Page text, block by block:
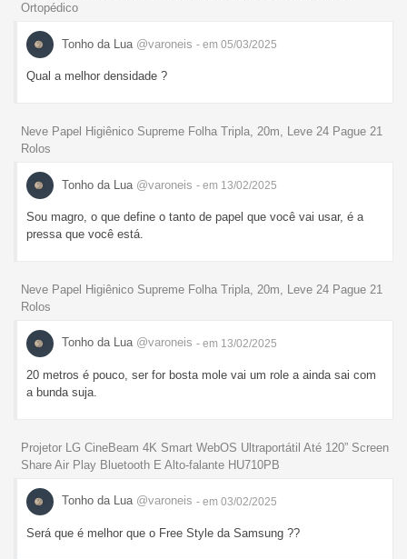
Ortopédico
Tonho da Lua @varoneis - em 05/03/2025
Qual a melhor densidade ?
Neve Papel Higiênico Supreme Folha Tripla, 20m, Leve 24 Pague 21
Rolos
Tonho da Lua @varoneis - em 13/02/2025
Sou magro, o que define o tanto de papel que você vai usar, é a
pressa que você está.
Neve Papel Higiênico Supreme Folha Tripla, 20m, Leve 24 Pague 21
Rolos
Tonho da Lua @varoneis - em 13/02/2025
20 metros é pouco, ser for bosta mole vai um role a ainda sai com
a bunda suja.
Projetor LG CineBeam 4K Smart WebOS Ultraportátil Até 120” Screen
Share Air Play Bluetooth E Alto-falante HU710PB
Tonho da Lua @varoneis - em 03/02/2025
Será que é melhor que o Free Style da Samsung ??